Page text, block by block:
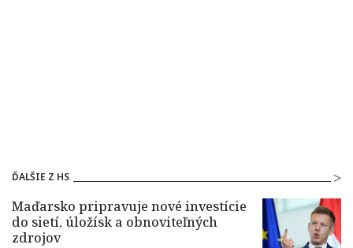
ĎALŠIE Z HS
Maďarsko pripravuje nové investície
do sietí, úložísk a obnoviteľných
zdrojov